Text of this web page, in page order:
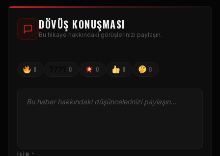
DÖVÜŞ KONUŞMASI
Bu hikaye hakkındaki görüşlerinizi paylaşın.
0 0 0 0 0
ISIM *